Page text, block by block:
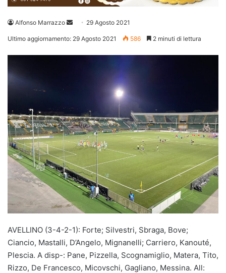
Alfonso Marrazzo
Invia 29 Agosto 2021
Ultimo aggiornamento: 29 Agosto 2021 586 2 minuti di lettura
AVELLINO (3-4-2-1): Forte; Silvestri, Sbraga, Bove;
Ciancio, Mastalli, D’Angelo, Mignanelli; Carriero, Kanouté,
Plescia. A disp-: Pane, Pizzella, Scognamiglio, Matera, Tito,
Rizzo, De Francesco, Micovschi, Gagliano, Messina. All: